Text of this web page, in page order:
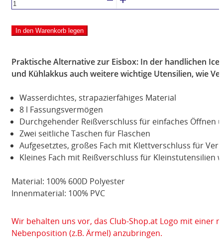
Menge
In den Warenkorb legen
Praktische Alternative zur Eisbox: In der handlichen
und Kühlakkus auch weitere wichtige Utensilien, wie
Wasserdichtes, strapazierfähiges Material
8 l Fassungsvermögen
Durchgehender Reißverschluss für einfaches Öffnen
Zwei seitliche Taschen für Flaschen
Aufgesetztes, großes Fach mit Klettverschluss für
Kleines Fach mit Reißverschluss für Kleinstutensilien
Material: 100% 600D Polyester
Innenmaterial: 100% PVC
Wir behalten uns vor, das Club-Shop.at Logo mit einer
Nebenposition (z.B. Ärmel) anzubringen.